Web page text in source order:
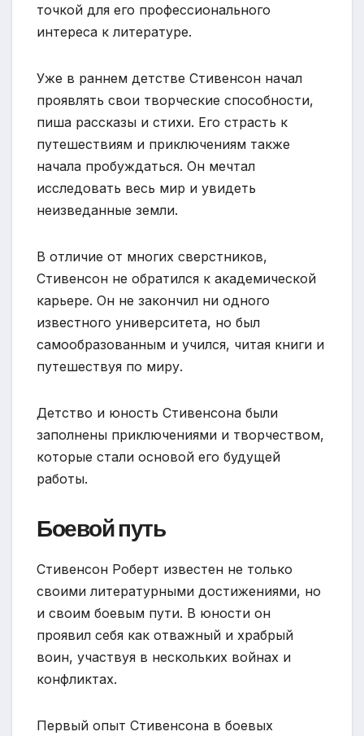
точкой для его профессионального
интереса к литературе.
Уже в раннем детстве Стивенсон начал
проявлять свои творческие способности,
пиша рассказы и стихи. Его страсть к
путешествиям и приключениям также
начала пробуждаться. Он мечтал
исследовать весь мир и увидеть
неизведанные земли.
В отличие от многих сверстников,
Стивенсон не обратился к академической
карьере. Он не закончил ни одного
известного университета, но был
самообразованным и учился, читая книги и
путешествуя по миру.
Детство и юность Стивенсона были
заполнены приключениями и творчеством,
которые стали основой его будущей
работы.
Боевой путь
Стивенсон Роберт известен не только
своими литературными достижениями, но
и своим боевым пути. В юности он
проявил себя как отважный и храбрый
воин, участвуя в нескольких войнах и
конфликтах.
Первый опыт Стивенсона в боевых